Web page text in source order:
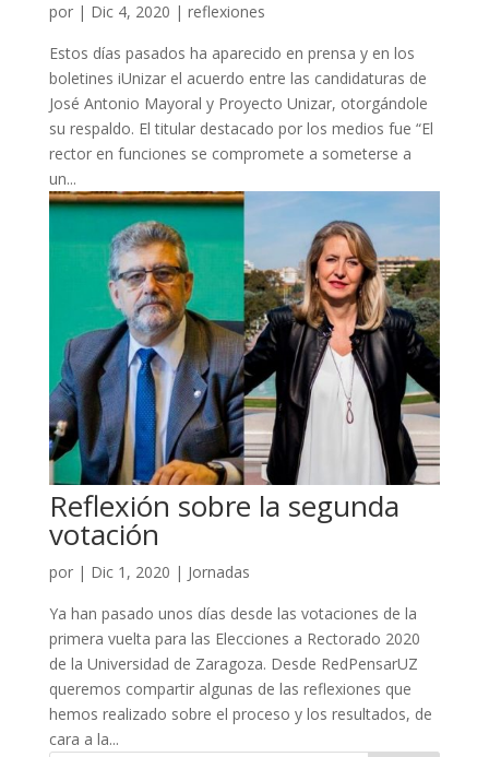
por | Dic 4, 2020 | reflexiones
Estos días pasados ha aparecido en prensa y en los
boletines iUnizar el acuerdo entre las candidaturas de
José Antonio Mayoral y Proyecto Unizar, otorgándole
su respaldo. El titular destacado por los medios fue “El
rector en funciones se compromete a someterse a
un...
Reflexión sobre la segunda
votación
por | Dic 1, 2020 | Jornadas
Ya han pasado unos días desde las votaciones de la
primera vuelta para las Elecciones a Rectorado 2020
de la Universidad de Zaragoza. Desde RedPensarUZ
queremos compartir algunas de las reflexiones que
hemos realizado sobre el proceso y los resultados, de
cara a la...